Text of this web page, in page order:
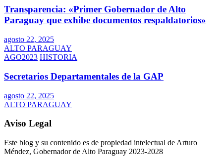
Transparencia: «Primer Gobernador de Alto
Paraguay que exhibe documentos respaldatorios»
agosto 22, 2025
ALTO PARAGUAY
AGO2023 HISTORIA
Secretarios Departamentales de la GAP
agosto 22, 2025
ALTO PARAGUAY
Aviso Legal
Este blog y su contenido es de propiedad intelectual de Arturo
Méndez, Gobernador de Alto Paraguay 2023-2028